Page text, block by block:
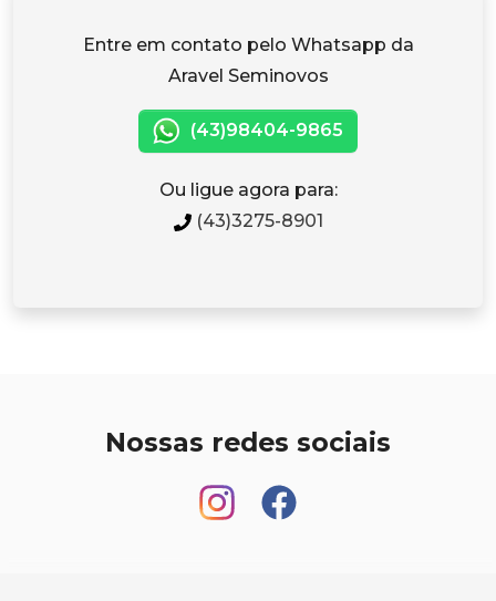
Entre em contato pelo Whatsapp da
Aravel Seminovos
(43)98404-9865
Ou ligue agora para:
(43)3275-8901
Nossas redes sociais